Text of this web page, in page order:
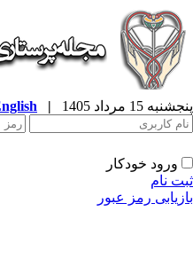
15 مرداد 1405 |
English
ورود خودکار
نام
رمز عبور